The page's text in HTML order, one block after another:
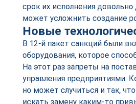
срок их исполнения
может усложнить создание
Новые
В 12-й пакет санкций были
оборудования, которое
На этот раз запреты на
управления предприятиями.
но может случиться и так,
искать замену каким-то